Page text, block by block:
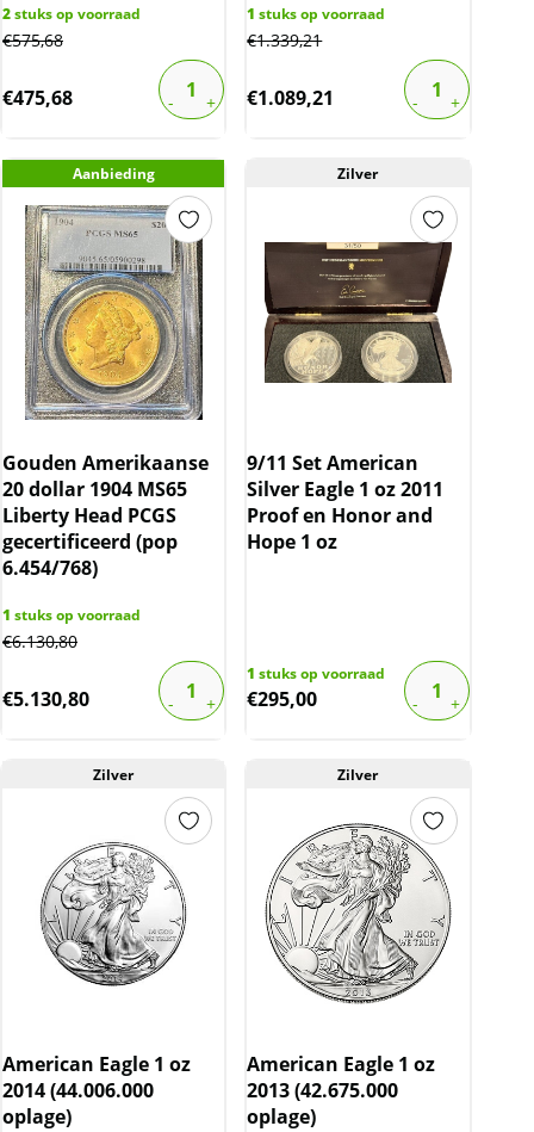
2stuks op voorraad
€575,68
€475,68
1 stuks op voorraad
€1.339,21
€1.089,21
Aanbieding
Gouden Amerikaanse
20 dollar 1904 MS65
Liberty Head PCGS
gecertificeerd (pop
6.454/768)
1 stuks op voorraad
€6.130,80
€5.130,80
Zilver
9/11 Set American
Silver Eagle 1 oz 2011
Proof en Honor and
Hope 1 oz
1 stuks op voorraad
€295,00
Zilver
American Eagle 1 oz
2014 (44.006.000
oplage)
Zilver
American Eagle 1 oz
2013 (42.675.000
oplage)